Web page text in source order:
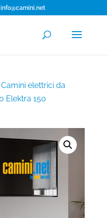
info@camini.net
Camini elettrici da
Elektra 150